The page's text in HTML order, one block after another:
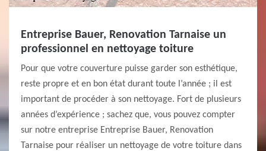
Entreprise Bauer, Renovation Tarnaise un
professionnel en nettoyage toiture
Pour que votre couverture puisse garder son esthétique,
reste propre et en bon état durant toute l’année ; il est
important de procéder à son nettoyage. Fort de plusieurs
années d’expérience ; sachez que, vous pouvez compter
sur notre entreprise Entreprise Bauer, Renovation
Tarnaise pour réaliser un nettoyage de votre toiture dans